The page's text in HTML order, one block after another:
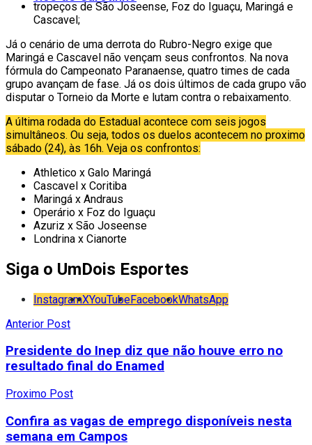
tropeços de São Joseense, Foz do Iguaçu, Maringá e
Cascavel;
Já o cenário de uma derrota do Rubro-Negro exige que
Maringá e Cascavel não vençam seus confrontos. Na nova
fórmula do Campeonato Paranaense, quatro times de cada
grupo avançam de fase. Já os dois últimos de cada grupo vão
disputar o Torneio da Morte e lutam contra o rebaixamento.
A última rodada do Estadual acontece com seis jogos
simultâneos. Ou seja, todos os duelos acontecem no proximo
sábado (24), às 16h. Veja os confrontos:
Athletico x Galo Maringá
Cascavel x Coritiba
Maringá x Andraus
Operário x Foz do Iguaçu
Azuriz x São Joseense
Londrina x Cianorte
Siga o UmDois Esportes
InstagramXYouTubeFacebookWhatsApp
Anterior Post
Presidente do Inep diz que não houve erro no
resultado final do Enamed
Proximo Post
Confira as vagas de emprego disponíveis nesta
semana em Campos